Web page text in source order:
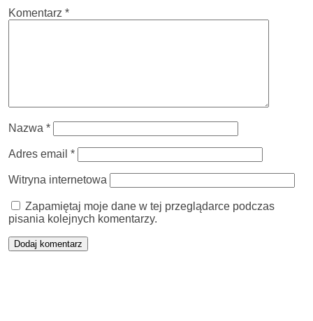
Komentarz *
Nazwa *
Adres email *
Witryna internetowa
Zapamiętaj moje dane w tej przeglądarce podczas
pisania kolejnych komentarzy.